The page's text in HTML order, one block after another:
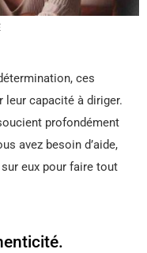
ces
leur capacité à diriger.
profondément
avez besoin d’aide,
eux pour faire tout